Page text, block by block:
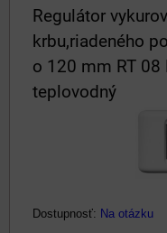
Regulátor
krbu,riadeného
o 120 mm RT 08
teplovodný
Dostupnosť: Na otázku